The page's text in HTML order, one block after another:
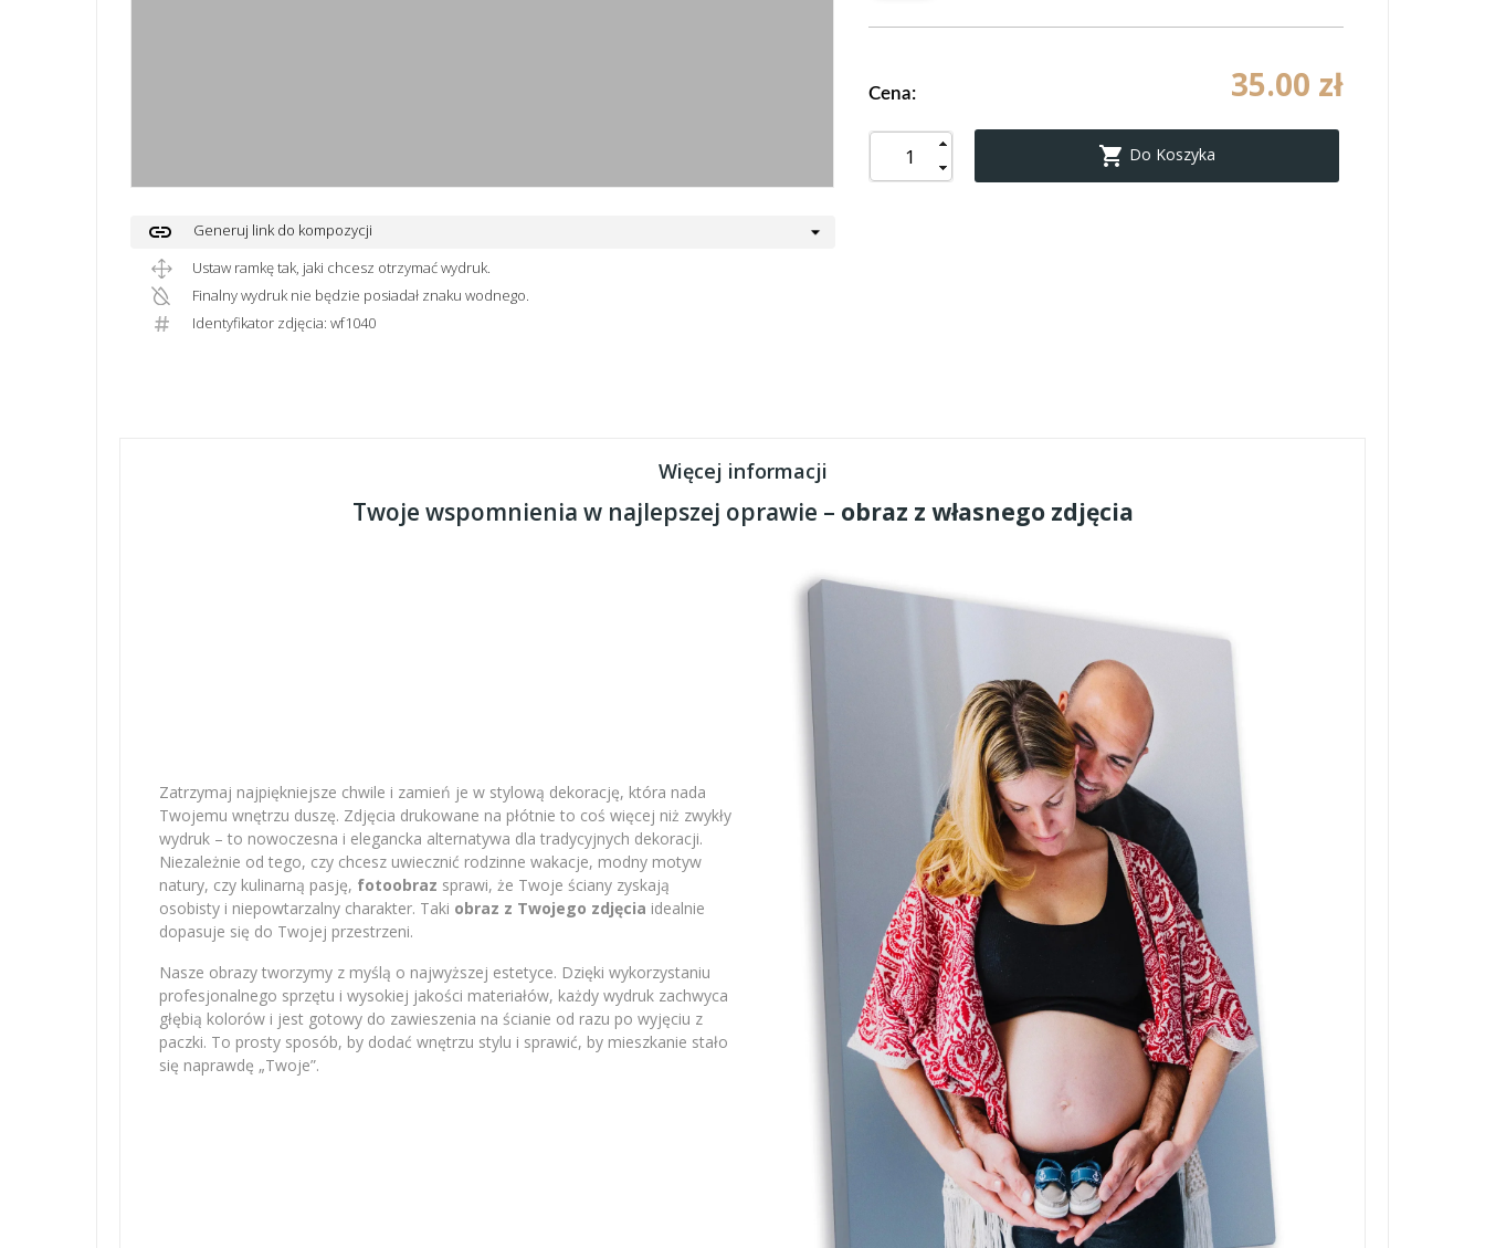
link
Generuj link do kompozycji
Ustaw ramkę tak, jaki chcesz otrzymać wydruk.
Finalny wydruk nie będzie posiadał znaku wodnego.
Identyfikator zdjęcia: wf1040
Cena: 35.00 zł
 Do Koszyka
Więcej informacji
Twoje wspomnienia w najlepszej oprawie – obraz z własnego zdjęcia
Zatrzymaj najpiękniejsze chwile i zamień je w stylową dekorację, która nada
Twojemu wnętrzu duszę. Zdjęcia drukowane na płótnie to coś więcej niż zwykły
wydruk – to nowoczesna i elegancka alternatywa dla tradycyjnych dekoracji.
Niezależnie od tego, czy chcesz uwiecznić rodzinne wakacje, modny motyw
natury, czy kulinarną pasję, fotoobraz sprawi, że Twoje ściany zyskają
osobisty i niepowtarzalny charakter. Taki obraz z Twojego zdjęcia idealnie
dopasuje się do Twojej przestrzeni.
Nasze obrazy tworzymy z myślą o najwyższej estetyce. Dzięki wykorzystaniu
profesjonalnego sprzętu i wysokiej jakości materiałów, każdy wydruk zachwyca
głębią kolorów i jest gotowy do zawieszenia na ścianie od razu po wyjęciu z
paczki. To prosty sposób, by dodać wnętrzu stylu i sprawić, by mieszkanie stało
się naprawdę „Twoje”.